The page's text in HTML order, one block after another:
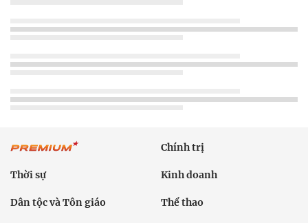
Chính trị
Thời sự Kinh doanh
Dân tộc và Tôn giáo Thể thao